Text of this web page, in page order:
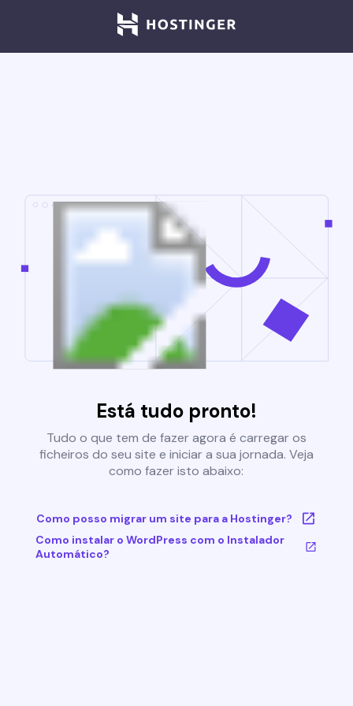
Está tudo pronto!
Tudo o que tem de fazer agora é carregar os
ficheiros do seu site e iniciar a sua jornada. Veja
como fazer isto abaixo:
Como posso migrar um site para a Hostinger?
Como instalar o WordPress com o Instalador
Automático?